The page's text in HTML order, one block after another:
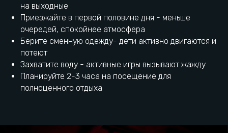
на выходные
Приезжайте в первой половине дня - меньше
очередей, спокойнее атмосфера
Берите сменную одежду- дети активно двигаются и
потеют
Захватите воду - активные игры вызывают жажду
Планируйте 2-3 часа на посещение для
полноценного отдыха
Остановка Комсомольський
проспект Ильича, 9,
Донецк
Как добраться
+7 (949) 446-04-25
Есть вопрос? Напиши нам: